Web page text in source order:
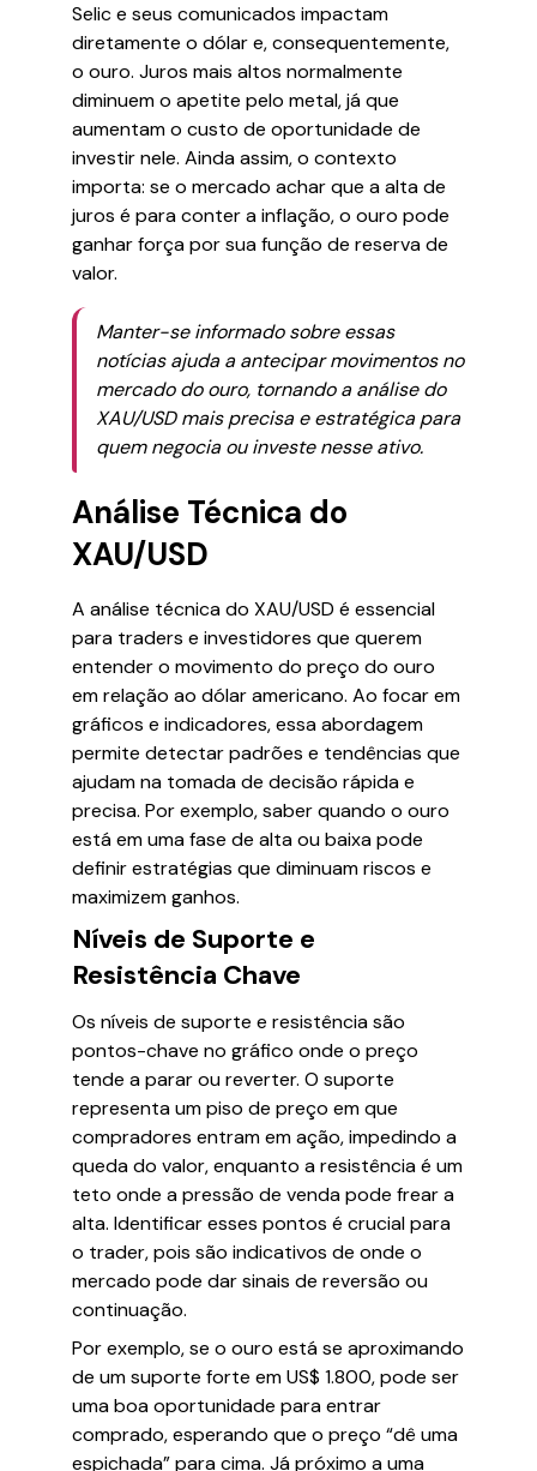
Selic e seus comunicados impactam
diretamente o dólar e, consequentemente,
o ouro. Juros mais altos normalmente
diminuem o apetite pelo metal, já que
aumentam o custo de oportunidade de
investir nele. Ainda assim, o contexto
importa: se o mercado achar que a alta de
juros é para conter a inflação, o ouro pode
ganhar força por sua função de reserva de
valor.
Manter-se informado sobre essas
notícias ajuda a antecipar movimentos no
mercado do ouro, tornando a análise do
XAU/USD mais precisa e estratégica para
quem negocia ou investe nesse ativo.
Análise Técnica do
XAU/USD
A análise técnica do XAU/USD é essencial
para traders e investidores que querem
entender o movimento do preço do ouro
em relação ao dólar americano. Ao focar em
gráficos e indicadores, essa abordagem
permite detectar padrões e tendências que
ajudam na tomada de decisão rápida e
precisa. Por exemplo, saber quando o ouro
está em uma fase de alta ou baixa pode
definir estratégias que diminuam riscos e
maximizem ganhos.
Níveis de Suporte e
Resistência Chave
Os níveis de suporte e resistência são
pontos-chave no gráfico onde o preço
tende a parar ou reverter. O suporte
representa um piso de preço em que
compradores entram em ação, impedindo a
queda do valor, enquanto a resistência é um
teto onde a pressão de venda pode frear a
alta. Identificar esses pontos é crucial para
o trader, pois são indicativos de onde o
mercado pode dar sinais de reversão ou
continuação.
Por exemplo, se o ouro está se aproximando
de um suporte forte em US$ 1.800, pode ser
uma boa oportunidade para entrar
comprado, esperando que o preço “dê uma
espichada” para cima. Já próximo a uma